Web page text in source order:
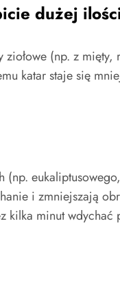
dużej
(np. z
katar staje się
i zmniejszają
minut wdychać